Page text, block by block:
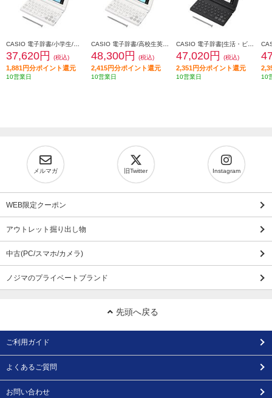
37,620円 (税込)
1,881円分ポイント還元
10営業日
48,300円 (税込)
2,415円分ポイント還元
10営業日
47,020円 (税込)
2,351円分ポイント還元
10営業日 10
メルマガ 旧Twitter Instagram
WEB限定クーポン
アウトレット掘り出し物
中古(PC/スマホ/カメラ)
ノジマのプライベートブランド
先頭へ戻る
ご利用ガイド
よくあるご質問
お問い合わせ